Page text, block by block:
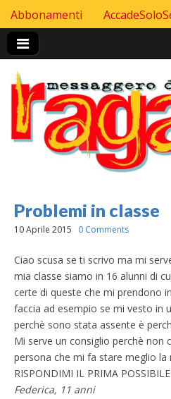
Header Top menu
Skip to content
Abbonamenti
Problemi in classe
10 Aprile 2015 0 Comments
Ciao scusa se ti scrivo ma mi
mia classe siamo in 16 alunni di
certe di queste che mi prendono
faccia ad esempio se mi vesto in
perchè sono stata assente è
Mi serve un consiglio perchè non
persona che mi fa stare meglio la
RISPONDIMI IL PRIMA
Federica, 11 anni